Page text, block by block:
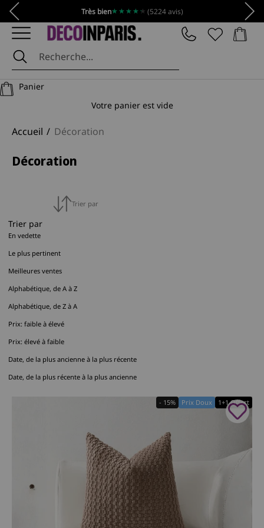
Passer au contenu
Précédent Très bien★★★★★
★★★★★ (5224 avis)
DécoInParis Panier
Panier
Votre panier est vide
Accueil Décoration
Décoration
Trier par
Trier par
En vedette
Le plus pertinent
Meilleures ventes
Alphabétique, de A à Z
Alphabétique, de Z à A
Prix: faible à élevé
Prix: élevé à faible
Date, de la plus ancienne à la plus récente
Date, de la plus récente à la plus ancienne
1+1 Offert
Prix Doux
- 15%